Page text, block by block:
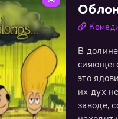
В
это
их дух
заводе,